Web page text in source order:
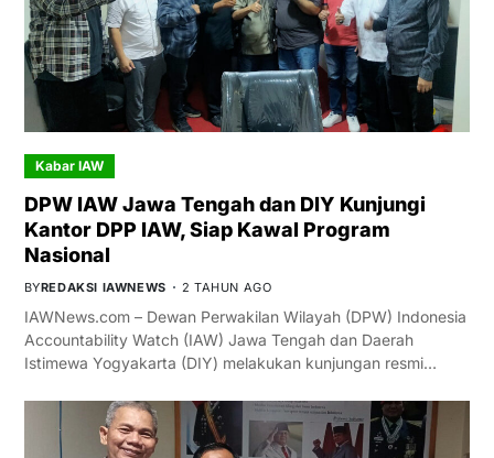
Kabar IAW
DPW IAW Jawa Tengah dan DIY Kunjungi
Kantor DPP IAW, Siap Kawal Program
Nasional
BYREDAKSI IAWNEWS 2 TAHUN AGO
IAWNews.com – Dewan Perwakilan Wilayah (DPW) Indonesia
Accountability Watch (IAW) Jawa Tengah dan Daerah
Istimewa Yogyakarta (DIY) melakukan kunjungan resmi…